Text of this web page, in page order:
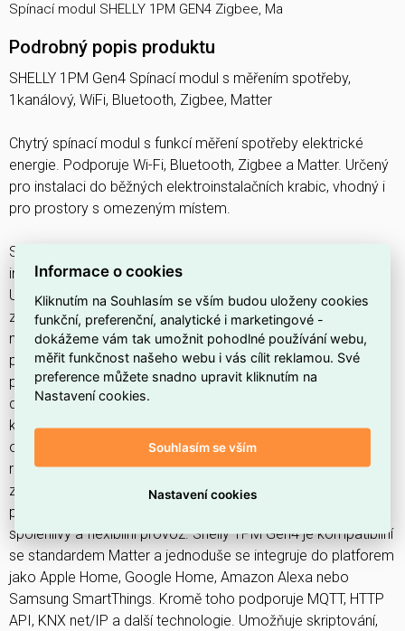
Spínací modul SHELLY 1PM GEN4 Zigbee, Ma
Podrobný popis produktu
SHELLY 1PM Gen4 Spínací modul s měřením spotřeby,
1kanálový, WiFi, Bluetooth, Zigbee, Matter
Chytrý spínací modul s funkcí měření spotřeby elektrické
energie. Podporuje Wi-Fi, Bluetooth, Zigbee a Matter. Určený
pro instalaci do běžných elektroinstalačních krabic, vhodný i
pro prostory s omezeným místem.
Shelly 1PM Gen4 je kompaktní chytrý spínací modul s
integrovaným měřením spotřeby elektrické energie.
Umožňuje dálkové ovládání a monitorování elektrických
zařízení prostřednictvím mobilního telefonu, tabletu, počítače
nebo systému inteligentní domácnosti. Zařízení může
pracovat samostatně v lokální Wi-Fi síti nebo být ovládáno
prostřednictvím cloudových služeb. Modul je vhodný pro
dodatečnou montáž do standardních elektroinstalačních
krabic – za vypínače, zásuvky nebo na jiná místa s
omezeným prostorem. Disponuje vestavěným webovým
rozhraním, které slouží ke sledování, ovládání a konfiguraci
zařízení. Víceprotokolová bezdrátová jednotka zajišťuje
připojení přes Wi-Fi, Bluetooth i Zigbee, čímž zaručuje
spolehlivý a flexibilní provoz. Shelly 1PM Gen4 je kompatibilní
se standardem Matter a jednoduše se integruje do platforem
jako Apple Home, Google Home, Amazon Alexa nebo
Samsung SmartThings. Kromě toho podporuje MQTT, HTTP
API, KNX net/IP a další technologie. Umožňuje skriptování,
Informace o cookies
Kliknutím na Souhlasím se vším budou uloženy cookies
funkční, preferenční, analytické i marketingové -
dokážeme vám tak umožnit pohodlné používání webu,
měřit funkčnost našeho webu i vás cílit reklamou. Své
preference můžete snadno upravit kliknutím na
Nastavení cookies.
Souhlasím se vším
Nastavení cookies